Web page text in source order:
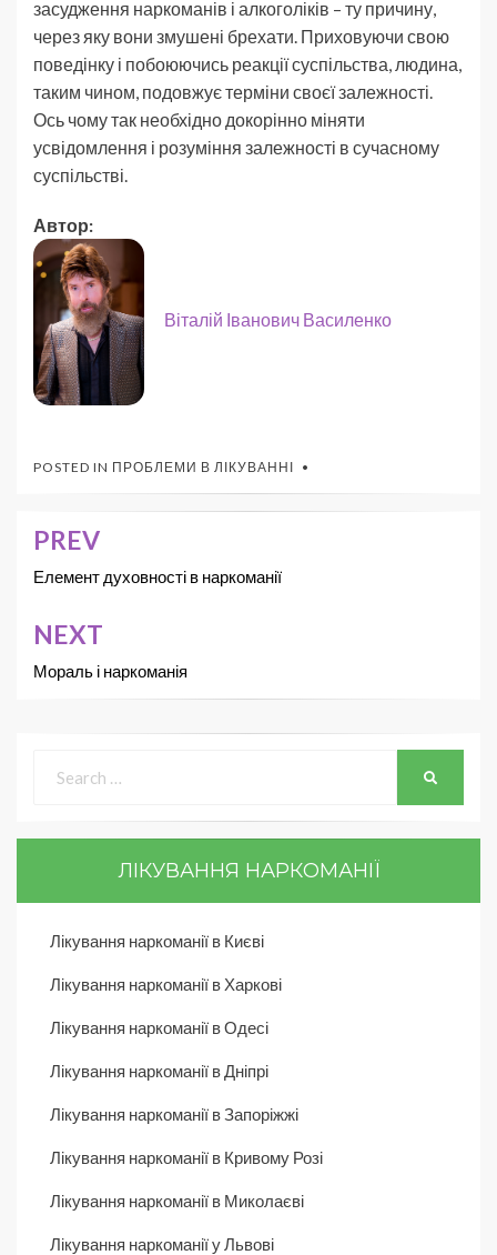
засудження наркоманів і алкоголіків – ту причину,
через яку вони змушені брехати. Приховуючи свою
поведінку і побоюючись реакції суспільства, людина,
таким чином, подовжує терміни своєї залежності.
Ось чому так необхідно докорінно міняти
усвідомлення і розуміння залежності в сучасному
суспільстві.
Автор:
Віталій Іванович Василенко
POSTED IN ПРОБЛЕМИ В ЛІКУВАННІ
PREV
Елемент духовності в наркоманії
NEXT
Мораль і наркоманія
ЛІКУВАННЯ НАРКОМАНІЇ
Лікування наркоманії в Києві
Лікування наркоманії в Харкові
Лікування наркоманії в Одесі
Лікування наркоманії в Дніпрі
Лікування наркоманії в Запоріжжі
Лікування наркоманії в Кривому Розі
Лікування наркоманії в Миколаєві
Лікування наркоманії у Львові